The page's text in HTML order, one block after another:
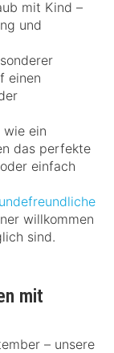
mit Kind –
und
einen
ein
das perfekte
einfach
willkommen
sind.
mit
– unsere